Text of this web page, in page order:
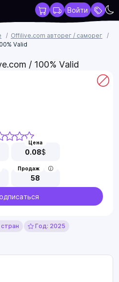
Войти
Offilive.com авторег / саморег
Valid
/ 100% Valid
Цена
0.08$
Продаж
58
Год: 2025